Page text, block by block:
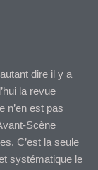
dire il y a
la revue
n’en est pas
Scène
C’est la seule
systématique le